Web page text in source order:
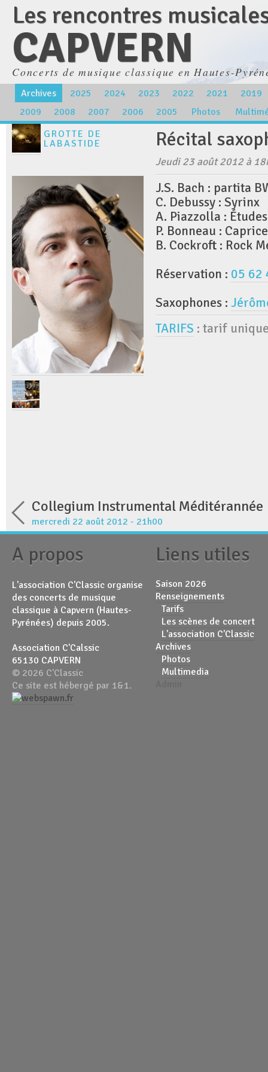
Les rencontres
CAPVERN
Concerts de musique classique en Hautes-
Archives 2025 2024 2023 2022 2021
2019
2009
2008 2007 2006 2005 Photos
Récital
Jeudi 23 août 2012 à
GROTTE DE
LABASTIDE
J.S. Bach : partita
C. Debussy : Syrinx
A. Piazzolla :
P. Bonneau :
B. Cockroft : Rock
Réservation : 05 62
Saxophones :
TARIFS : tarif
Collegium Instrumental Méditérannée
mercredi 22 août 2012 - 21h00
A propos
L'association C'Classic organise
des concerts de musique
classique à Capvern (Hautes-
Pyrénées) depuis 2005.
Association C'Calssic
65130 CAPVERN
© 2026 C'Classic
Ce site est hébergé par 1&1.
Liens utiles
Saison 2026
Renseignements
Tarifs
Les scènes de concert
L'association C'Classic
Archives
Photos
Multimedia